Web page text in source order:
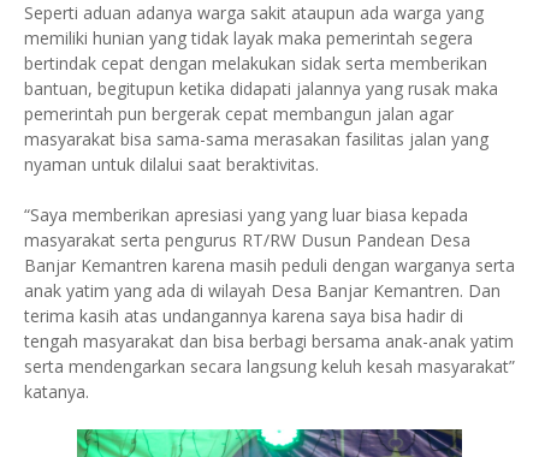
Seperti aduan adanya warga sakit ataupun ada warga yang
memiliki hunian yang tidak layak maka pemerintah segera
bertindak cepat dengan melakukan sidak serta memberikan
bantuan, begitupun ketika didapati jalannya yang rusak maka
pemerintah pun bergerak cepat membangun jalan agar
masyarakat bisa sama-sama merasakan fasilitas jalan yang
nyaman untuk dilalui saat beraktivitas.
“Saya memberikan apresiasi yang yang luar biasa kepada
masyarakat serta pengurus RT/RW Dusun Pandean Desa
Banjar Kemantren karena masih peduli dengan warganya serta
anak yatim yang ada di wilayah Desa Banjar Kemantren. Dan
terima kasih atas undangannya karena saya bisa hadir di
tengah masyarakat dan bisa berbagi bersama anak-anak yatim
serta mendengarkan secara langsung keluh kesah masyarakat”
katanya.